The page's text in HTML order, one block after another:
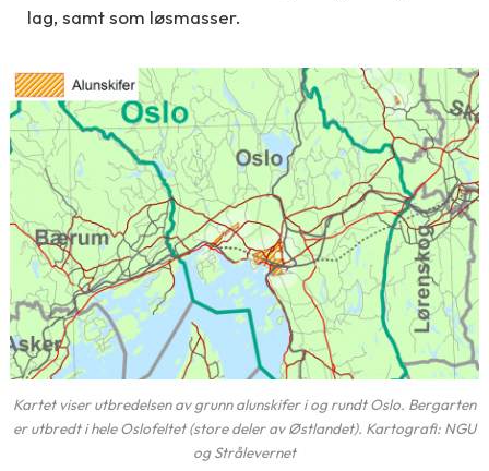
lag, samt som løsmasser.
Kartet viser utbredelsen av grunn alunskifer i og rundt Oslo. Bergarten
er utbredt i hele Oslofeltet (store deler av Østlandet). Kartografi: NGU
og Strålevernet